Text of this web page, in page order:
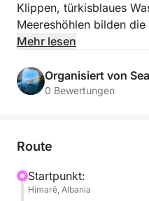
Klippen, türkisblaues
Meereshöhlen bilden
unvergessliches
Anleger von Himarë und
schönsten
bieten.
Während Sie an Himarë,
Aquarium Beach, dem
Mehr lesen
Organisiert von Sea
0 Bewertungen
Route
Startpunkt:
Himarë, Albania